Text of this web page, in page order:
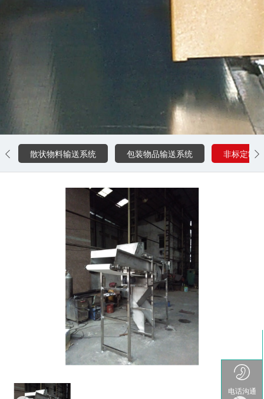
散状物料输送系统 包装物品输送系统 非标定制
 
电话沟通